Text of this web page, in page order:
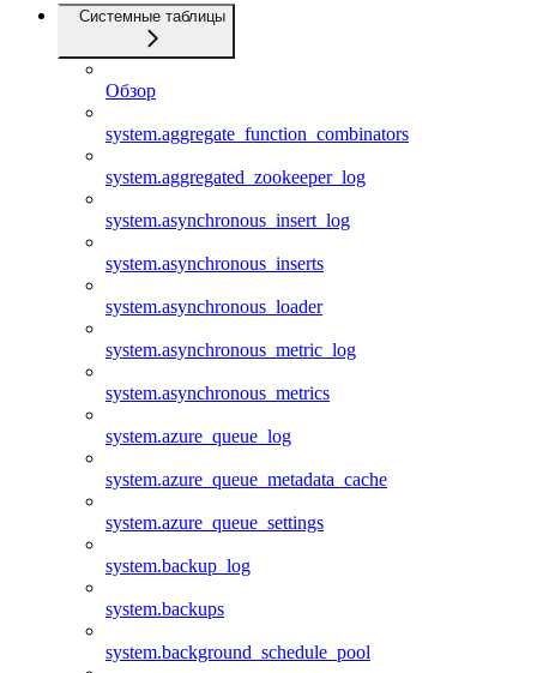
Системные таблицы
Обзор
system.aggregate_function_combinators
system.aggregated_zookeeper_log
system.asynchronous_insert_log
system.asynchronous_inserts
system.asynchronous_loader
system.asynchronous_metric_log
system.asynchronous_metrics
system.azure_queue_log
system.azure_queue_metadata_cache
system.azure_queue_settings
system.backup_log
system.backups
system.background_schedule_pool